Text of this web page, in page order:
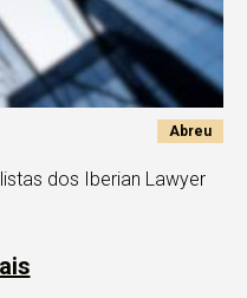
Abreu
dos Iberian Lawyer